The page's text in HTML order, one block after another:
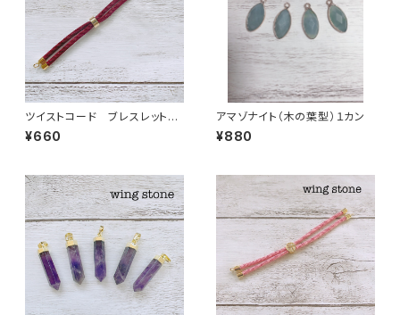
ツイストコード ブレスレット
紐 ワインレッド
¥660
アマゾナイト（木の葉型）１カン
¥880